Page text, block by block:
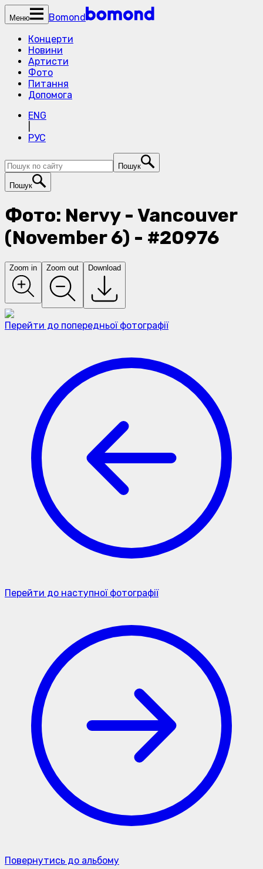
Меню
Bomond
Концерти
Новини
Артисти
Фото
Питання
Допомога
ENG
РУС
Пошук
Пошук
Фото: Nervy - Vancouver
(November 6) - #20976
Zoom in Zoom out Download
Перейти до попередньої фотографії
Перейти до наступної фотографії
Повернутись до альбому